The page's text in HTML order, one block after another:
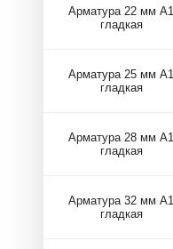
Арматура 22 мм А1
гладкая
Арматура 25 мм А1
гладкая
Арматура 28 мм А1
гладкая
Арматура 32 мм А1
гладкая